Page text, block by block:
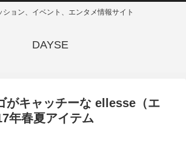
ション、イベント、エンタメ情報サイト
DAYSE
がキャッチーな ellesse（エ
年春夏アイテム